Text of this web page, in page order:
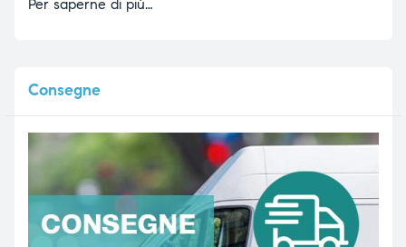
Per saperne di più…
Consegne